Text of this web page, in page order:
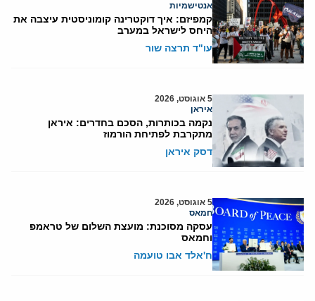
אנטישמיות
קמפיזם: איך דוקטרינה קומוניסטית עיצבה את
היחס לישראל במערב
עו"ד תרצה שור
5 אוגוסט, 2026
איראן
נקמה בכותרות, הסכם בחדרים: איראן
מתקרבת לפתיחת הורמוז
דסק איראן
5 אוגוסט, 2026
חמאס
עסקה מסוכנת: מועצת השלום של טראמפ
וחמאס
ח'אלד אבו טועמה